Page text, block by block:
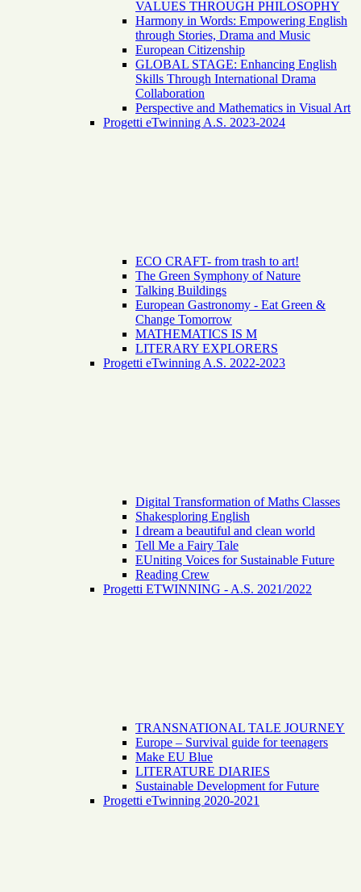
VALUES THROUGH PHILOSOPHY
Harmony in Words: Empowering English
through Stories, Drama and Music
European Citizenship
GLOBAL STAGE: Enhancing English
Skills Through International Drama
Collaboration
Perspective and Mathematics in Visual Art
Progetti eTwinning A.S. 2023-2024
ECO CRAFT- from trash to art!
The Green Symphony of Nature
Talking Buildings
European Gastronomy - Eat Green &
Change Tomorrow
MATHEMATICS IS M
LITERARY EXPLORERS
Progetti eTwinning A.S. 2022-2023
Digital Transformation of Maths Classes
Shakesploring English
I dream a beautiful and clean world
Tell Me a Fairy Tale
EUniting Voices for Sustainable Future
Reading Crew
Progetti ETWINNING - A.S. 2021/2022
TRANSNATIONAL TALE JOURNEY
Europe – Survival guide for teenagers
Make EU Blue
LITERATURE DIARIES
Sustainable Development for Future
Progetti eTwinning 2020-2021